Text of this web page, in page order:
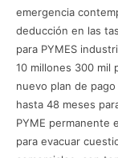
emergencia
deducción en las
para PYMES
10 millones 300 mil
nuevo plan de
hasta 48 meses
PYME permanente
para evacuar